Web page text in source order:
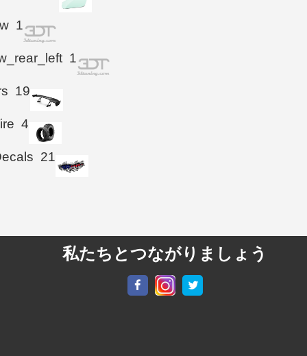
1
1
19
4
21
私たちとつながりましょう